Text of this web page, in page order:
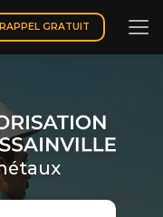
RAPPEL GRATUIT